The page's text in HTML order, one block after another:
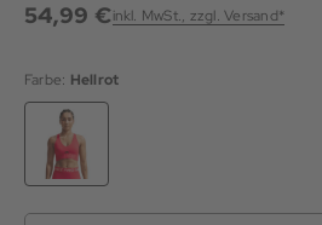
54,99 €inkl. MwSt., zzgl. Versand*
Farbe: Hellrot